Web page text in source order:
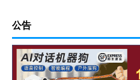
公告